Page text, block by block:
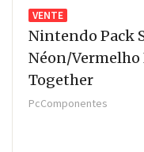
VENTE
Nintendo Pack
Néon/Vermelho
Together
PcComponentes